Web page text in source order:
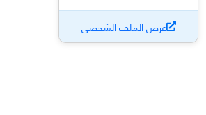
عرض الملف الشخصي